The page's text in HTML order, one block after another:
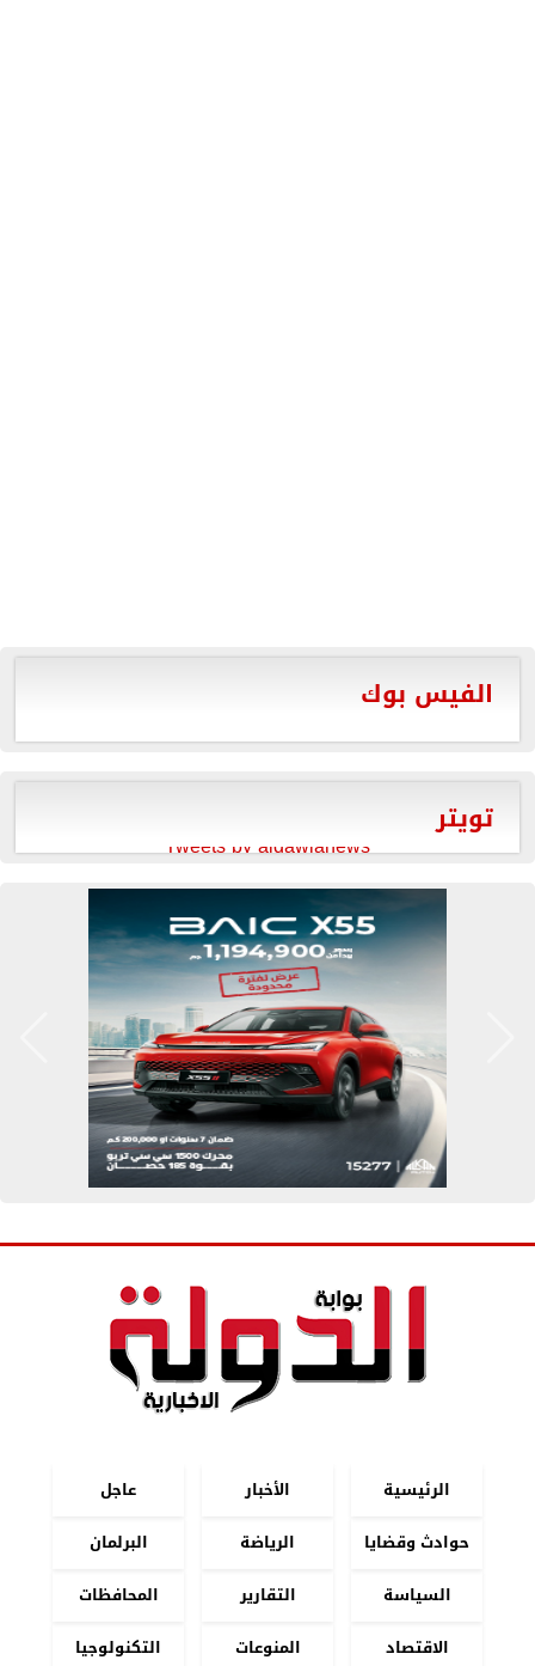
الفيس بوك
تويتر
Tweets by aldawlanews
الرئيسية الأخبار
عاجل
حوادث وقضايا
الرياضة
البرلمان
السياسة
التقارير
المحافظات
الاقتصاد
المنوعات التكنولوجيا